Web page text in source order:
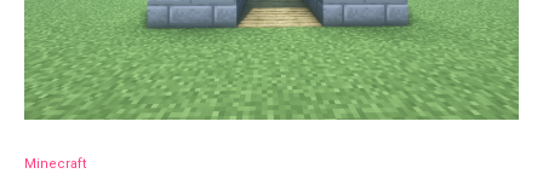
Minecraft